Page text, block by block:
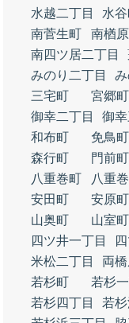
水越二丁目
水
南菅生町
南楢
南四ツ居二丁目
みのり二丁目
三宅町
宮郷町
御幸二丁目
御幸
和布町
免鳥町
森行町
門前町
八重巻町
八重
安田町
安原町
山奥町
山室町
四ツ井一丁目
米松二丁目
両
若杉町
若杉
若杉四丁目
若